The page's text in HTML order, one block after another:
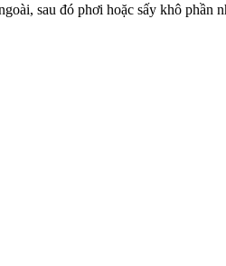
sau đó phơi hoặc sấy khô phần